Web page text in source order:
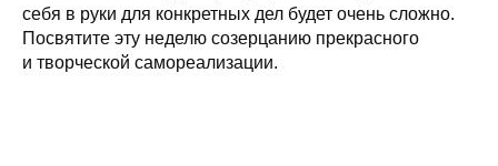
себя в руки для конкретных дел будет очень сложно.
Посвятите эту неделю созерцанию прекрасного
и творческой самореализации.